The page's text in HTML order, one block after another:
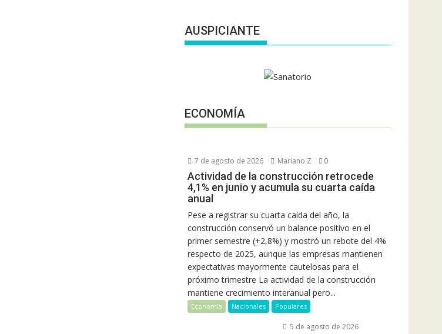
AUSPICIANTE
ECONOMÍA
7 de agosto de 2026 Mariano Z 0
Actividad de la construcción retrocede
4,1% en junio y acumula su cuarta caída
anual
Pese a registrar su cuarta caída del año, la
construcción conservó un balance positivo en el
primer semestre (+2,8%) y mostró un rebote del 4%
respecto de 2025, aunque las empresas mantienen
expectativas mayormente cautelosas para el
próximo trimestre La actividad de la construcción
mantiene crecimiento interanual pero...
Economía Nacionales Populares
5 de agosto de 2026